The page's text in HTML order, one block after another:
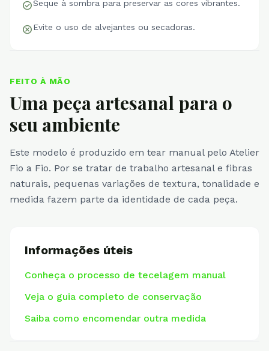
check_circleSeque à sombra para preservar as cores vibrantes.
cancelEvite o uso de alvejantes ou secadoras.
FEITO À MÃO
Uma peça artesanal para o
seu ambiente
Este modelo é produzido em tear manual pelo Atelier
Fio a Fio. Por se tratar de trabalho artesanal e fibras
naturais, pequenas variações de textura, tonalidade e
medida fazem parte da identidade de cada peça.
Informações úteis
Conheça o processo de tecelagem manual
Veja o guia completo de conservação
Saiba como encomendar outra medida